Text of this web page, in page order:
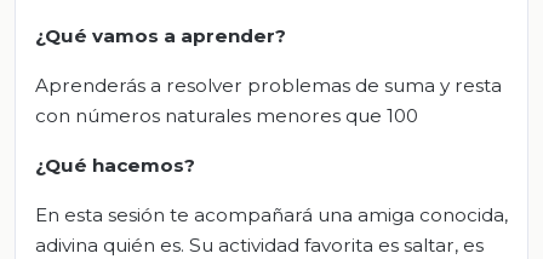
¿Qué vamos a aprender?
Aprenderás a resolver problemas de suma y resta
con números naturales menores que 100
¿Qué hacemos?
En esta sesión te acompañará una amiga conocida,
adivina quién es. Su actividad favorita es saltar, es